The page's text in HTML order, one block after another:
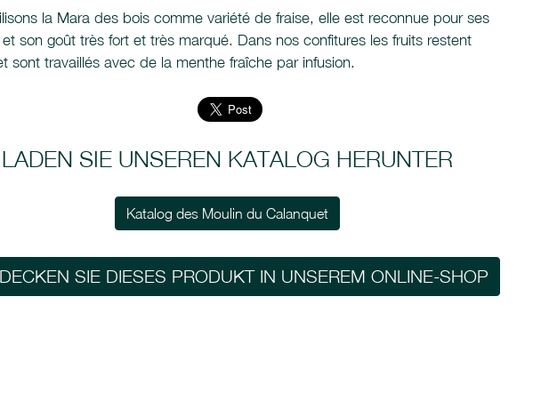
la Mara des bois comme variété de fraise, elle est reconnue pour ses
son goût très fort et très marqué. Dans nos confitures les fruits restent
sont travaillés avec de la menthe fraîche par infusion.
LADEN SIE UNSEREN KATALOG HERUNTER
Katalog des Moulin du Calanquet
SIE DIESES PRODUKT IN UNSEREM ONLINE-SHOP